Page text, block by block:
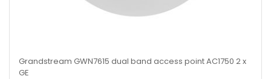
Grandstream GWN7615 dual band access point AC1750 2 x
GE